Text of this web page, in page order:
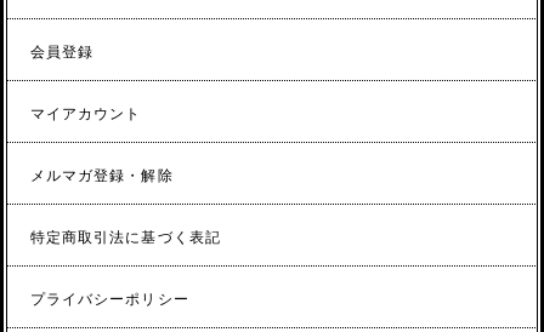
会員登録
マイアカウント
メルマガ登録・解除
特定商取引法に基づく表記
プライバシーポリシー